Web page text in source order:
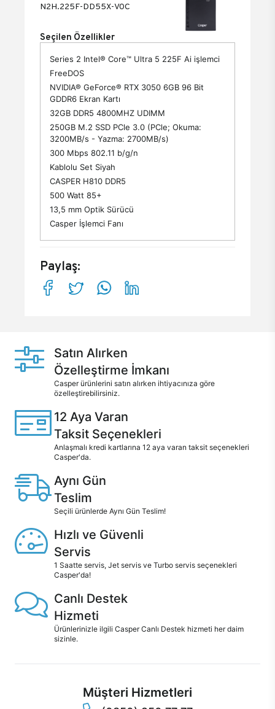
N2H.225F-DD55X-V0C
Seçilen Özellikler
Series 2 Intel® Core™ Ultra 5 225F Ai işlemci
FreeDOS
NVIDIA® GeForce® RTX 3050 6GB 96 Bit
GDDR6 Ekran Kartı
32GB DDR5 4800MHZ UDIMM
250GB M.2 SSD PCle 3.0 (PCle; Okuma:
3200MB/s - Yazma: 2700MB/s)
300 Mbps 802.11 b/g/n
Kablolu Set Siyah
CASPER H810 DDR5
500 Watt 85+
13,5 mm Optik Sürücü
Casper İşlemci Fanı
Paylaş:
Satın Alırken
Özelleştirme İmkanı
Casper ürünlerini satın alırken ihtiyacınıza göre
özelleştirebilirsiniz.
12 Aya Varan
Taksit Seçenekleri
Anlaşmalı kredi kartlarına 12 aya varan taksit seçenekleri
Casper'da.
Aynı Gün
Teslim
Seçili ürünlerde Aynı Gün Teslim!
Hızlı ve Güvenli
Servis
1 Saatte servis, Jet servis ve Turbo servis seçenekleri
Casper'da!
Canlı Destek
Hizmeti
Ürünlerinizle ilgili Casper Canlı Destek hizmeti her daim
sizinle.
Müşteri Hizmetleri